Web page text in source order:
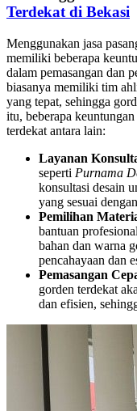
Terdekat di Bekasi
Menggunakan jasa
memiliki beberapa
dalam pemasangan dan
biasanya memiliki tim
yang tepat, sehingga
itu, beberapa
terdekat antara lain:
Layanan
seperti Purnama
konsultasi desain
yang sesuai
Pemilihan
bantuan
bahan dan warna
pencahayaan dan
Pemasangan
gorden terdekat
dan efisien,